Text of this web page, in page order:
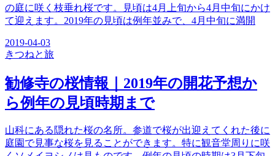
の庭に咲く枝垂れ桜です。見頃は4月上旬から4月中旬にかけ
て迎えます。2019年の見頃は例年並みで、4月中旬に満開
2019-04-03
きつねと旅
勧修寺の桜情報｜2019年の開花予想か
ら例年の見頃時期まで
山科にある隠れた桜の名所。参道で桜が出迎えてくれた後に
庭園で見事な桜を見ることができます。特に観音堂周りに咲